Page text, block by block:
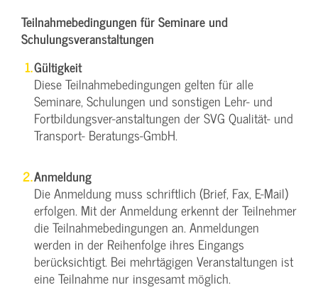
Teilnahmebedingungen für Seminare und
Schulungsveranstaltungen
Gültigkeit
Diese Teilnahmebedingungen gelten für alle
Seminare, Schulungen und sonstigen Lehr- und
Fortbildungsver-anstaltungen der SVG Qualität- und
Transport- Beratungs-GmbH.
Anmeldung
Die Anmeldung muss schriftlich (Brief, Fax, E-Mail)
erfolgen. Mit der Anmeldung erkennt der Teilnehmer
die Teilnahmebedingungen an. Anmeldungen
werden in der Reihenfolge ihres Eingangs
berücksichtigt. Bei mehrtägigen Veranstaltungen ist
eine Teilnahme nur insgesamt möglich.